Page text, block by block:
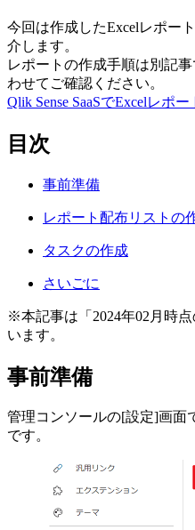
今回は作成したExcelレポー
介します。
レポートの作成手順は別記
わせてご確認ください。
Qlik Sense SaaSでExcelレポ
目次
事前準備
レポート配布リストの
タスクの作成
さいごに
※本記事は「2024年02月時点
います。
事前準備
管理コンソールの[設定]画面
です。